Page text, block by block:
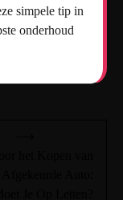
simpele tip in
onderhoud